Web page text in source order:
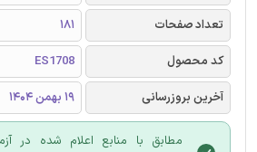
تعداد صفحات
181
کد محصول
ES1708
آخرین بروزرسانی
19 بهمن 1404
مطابق با منابع اعلام شده در